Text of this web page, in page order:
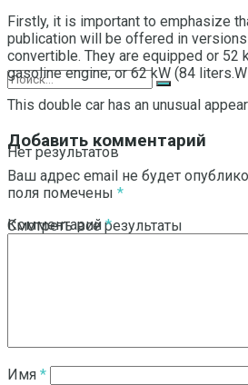
Нет результатов
Смотреть все результаты
Firstly, it is important to emphasize
publication will be offered in
convertible. They are equipped or 52
gasoline engine, or 62 kW (84
This double car has an unusual
Добавить комментарий
Ваш адрес email не будет
поля помечены *
Комментарий*
Имя *